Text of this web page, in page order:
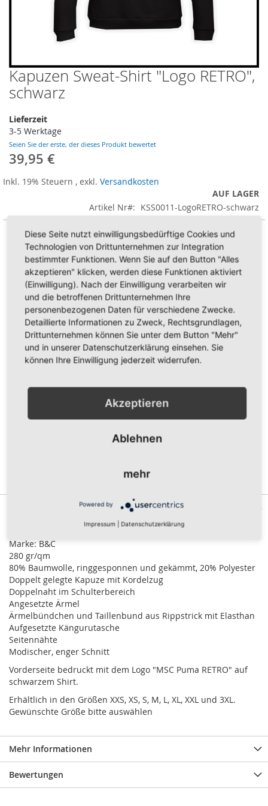
Zum
Anfang
der
springen
Kapuzen Sweat-Shirt "Logo RETRO",
schwarz
Lieferzeit
3-5 Werktage
Seien Sie der erste, der dieses Produkt bewertet
39,95 €
Inkl. 19% Steuern , exkl. Versandkosten
AUF LAGER
Artikel Nr
KSS0011-LogoRETRO-schwarz
Größe
Menge
In den Warenkorb
ZUR WUNSCHLISTE HINZUFÜGEN
ZUR VERGLEICHSLISTE HINZUFÜGEN
Vorderseite bedruckt mit dem Logo "MSC Puma RETRO" auf
Gewünschte Größe bitte auswählen
Qualitäts-Kapuzen Sweat-Shirt
Marke: B&C
280 gr/qm
80% Baumwolle, ringgesponnen und gekämmt, 20% Polyester
Doppelt gelegte Kapuze mit Kordelzug
Doppelnaht im Schulterbereich
Angesetzte Ärmel
Ärmelbündchen und Taillenbund aus Rippstrick mit Elasthan
Aufgesetzte Kängurutasche
Seitennähte
Modischer, enger Schnitt
Vorderseite bedruckt mit dem Logo "MSC Puma RETRO" auf
schwarzem Shirt.
Erhältlich in den Größen XXS, XS, S, M, L, XL, XXL und 3XL.
Gewünschte Größe bitte auswählen
Mehr Informationen
Bewertungen
Diese Seite nutzt einwilligungsbedürftige Cookies und
Technologien von Drittunternehmen zur Integration
bestimmter Funktionen. Wenn Sie auf den Button "Alles
akzeptieren" klicken, werden diese Funktionen aktiviert
(Einwilligung). Nach der Einwilligung verarbeiten wir
und die betroffenen Drittunternehmen Ihre
personenbezogenen Daten für verschiedene Zwecke.
Detaillierte Informationen zu Zweck, Rechtsgrundlagen,
Drittunternehmen können Sie unter dem Button "Mehr"
und in unserer Datenschutzerklärung einsehen. Sie
können Ihre Einwilligung jederzeit widerrufen.
Akzeptieren
Ablehnen
mehr
Powered by
Impressum Datenschutzerklärung